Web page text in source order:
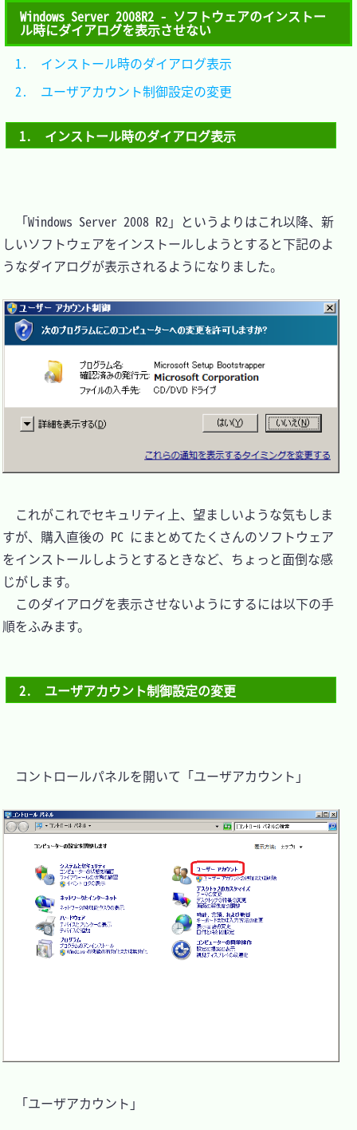
Windows Server 2008R2 - ソフトウェアのインストー
ル時にダイアログを表示させない
1.　インストール時のダイアログ表示
「Windows Server 2008 R2」というよりはこれ以降、新
しいソフトウェアをインストールしようとすると下記のよ
うなダイアログが表示されるようになりました。
これがこれでセキュリティ上、望ましいような気もしま
すが、購入直後の PC にまとめてたくさんのソフトウェア
をインストールしようとするときなど、ちょっと面倒な感
じがします。
このダイアログを表示させないようにするには以下の手
順をふみます。
2.　ユーザアカウント制御設定の変更
コントロールパネルを開いて「ユーザアカウント」
「ユーザアカウント」